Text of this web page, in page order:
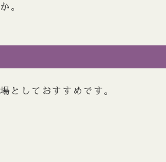
。
としておすすめです。